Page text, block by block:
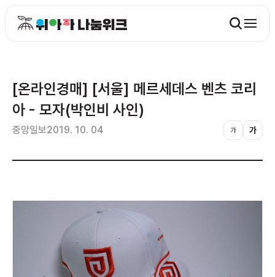
[온라인경매] [서울] 메르세데스 벤츠 코리
아 - 모자(박인비 사인)
중앙일보2019. 10. 04